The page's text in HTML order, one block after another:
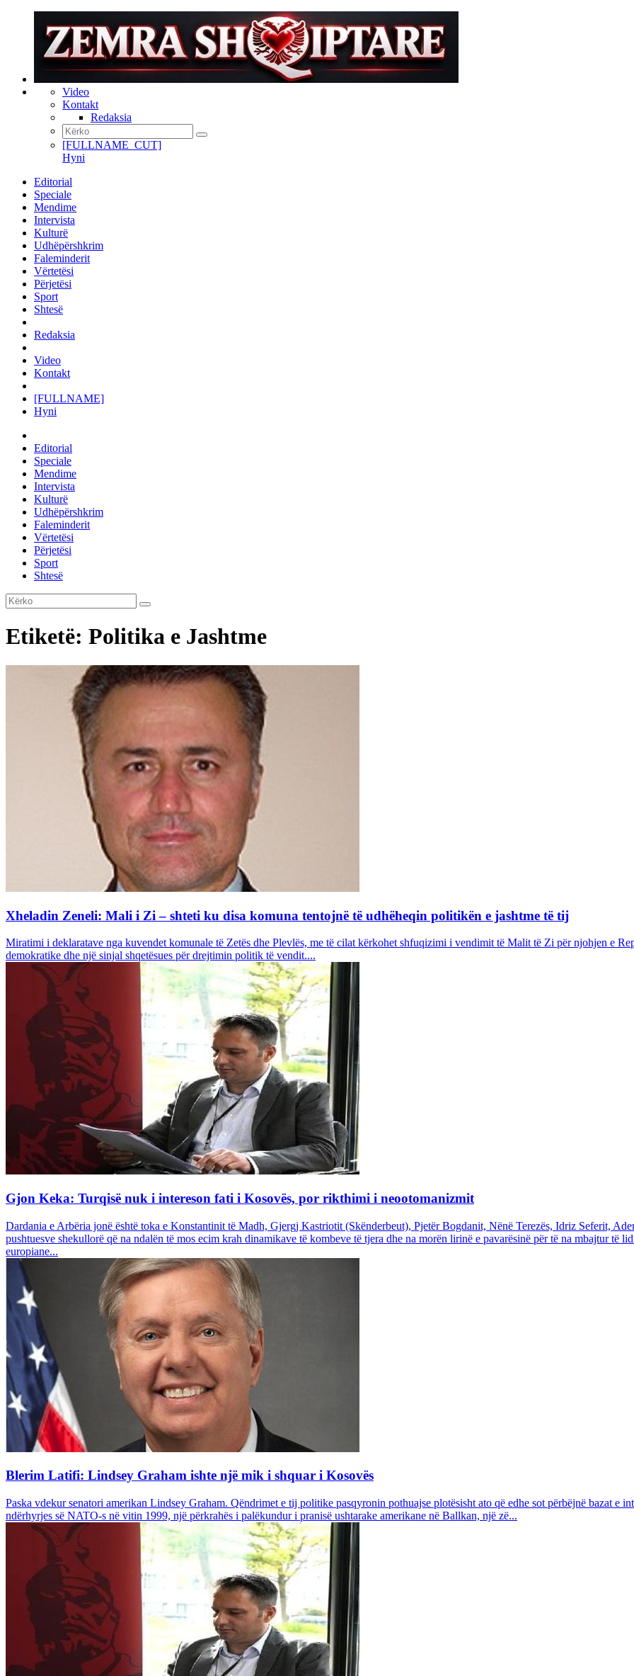
Video
Kontakt
Redaksia
[FULLNAME_CUT]
Hyni
Editorial
Speciale
Mendime
Intervista
Kulturë
Udhëpërshkrim
Faleminderit
Vërtetësi
Përjetësi
Sport
Shtesë
Redaksia
Video
Kontakt
[FULLNAME]
Hyni
Editorial
Speciale
Mendime
Intervista
Kulturë
Udhëpërshkrim
Faleminderit
Vërtetësi
Përjetësi
Sport
Shtesë
Etiketë: Politika e Jashtme
Xheladin Zeneli: Mali i Zi – shteti ku disa komuna tentojnë të udhëheqin politikën e jashtme të tij
Miratimi i deklaratave nga kuvendet komunale të Zetës dhe Plevlës, me të cilat kërkohet shfuqizimi i vendimit të Malit të Zi për njohjen e
demokratike dhe një sinjal shqetësues për drejtimin politik të vendit....
Gjon Keka: Turqisë nuk i intereson fati i Kosovës, por rikthimi i neootomanizmit
Dardania e Arbëria jonë është toka e Konstantinit të Madh, Gjergj Kastriotit (Skënderbeut), Pjetër Bogdanit, Nënë Terezës, Idriz Seferit,
pushtuesve shekullorë që na ndalën të mos ecim krah dinamikave të kombeve të tjera dhe na morën lirinë e pavarësinë për të na mbajtur të
europiane...
Blerim Latifi: Lindsey Graham ishte një mik i shquar i Kosovës
Paska vdekur senatori amerikan Lindsey Graham. Qëndrimet e tij politike pasqyronin pothuajse plotësisht ato që edhe sot përbëjnë bazat e
ndërhyrjes së NATO-s në vitin 1999, një përkrahës i palëkundur i pranisë ushtarake amerikane në Ballkan, një zë...